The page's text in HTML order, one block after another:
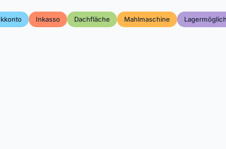
Inkasso Dachfläche Mahlmaschine